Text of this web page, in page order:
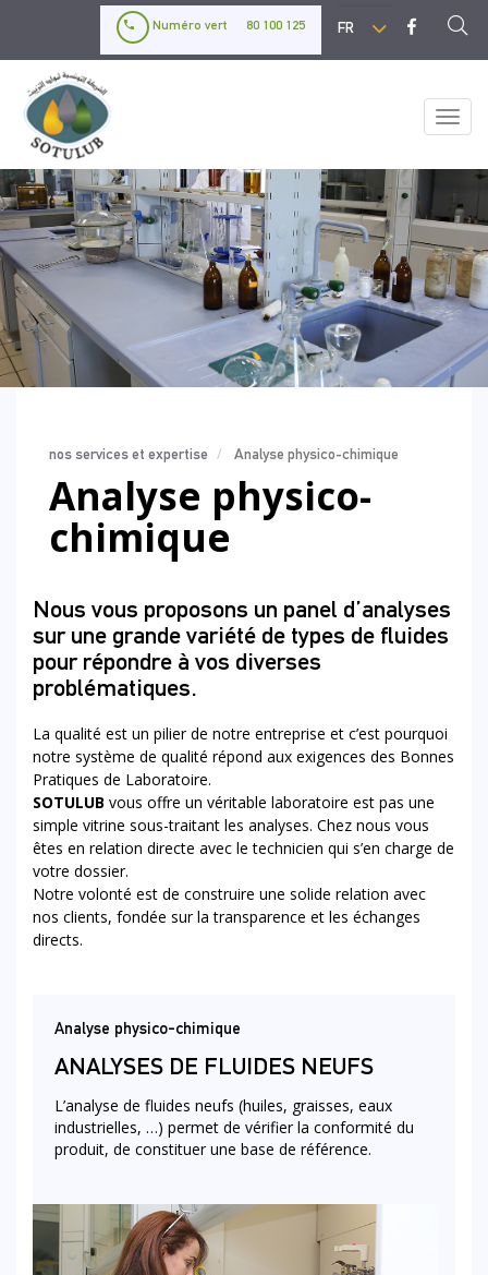
principal
your
language
Numéro vert 80 100 125
Toggle
nos services et expertise Analyse physico-chimique
Analyse physico-
chimique
Nous vous proposons un panel d’analyses
sur une grande variété de types de fluides
pour répondre à vos diverses
problématiques.
La qualité est un pilier de notre entreprise et c’est pourquoi
notre système de qualité répond aux exigences des Bonnes
Pratiques de Laboratoire.
SOTULUB vous offre un véritable laboratoire est pas une
simple vitrine sous-traitant les analyses. Chez nous vous
êtes en relation directe avec le technicien qui s’en charge de
votre dossier.
Notre volonté est de construire une solide relation avec
nos clients, fondée sur la transparence et les échanges
directs.
Analyse physico-chimique
ANALYSES DE FLUIDES NEUFS
L’analyse de fluides neufs (huiles, graisses, eaux
industrielles, …) permet de vérifier la conformité du
produit, de constituer une base de référence.